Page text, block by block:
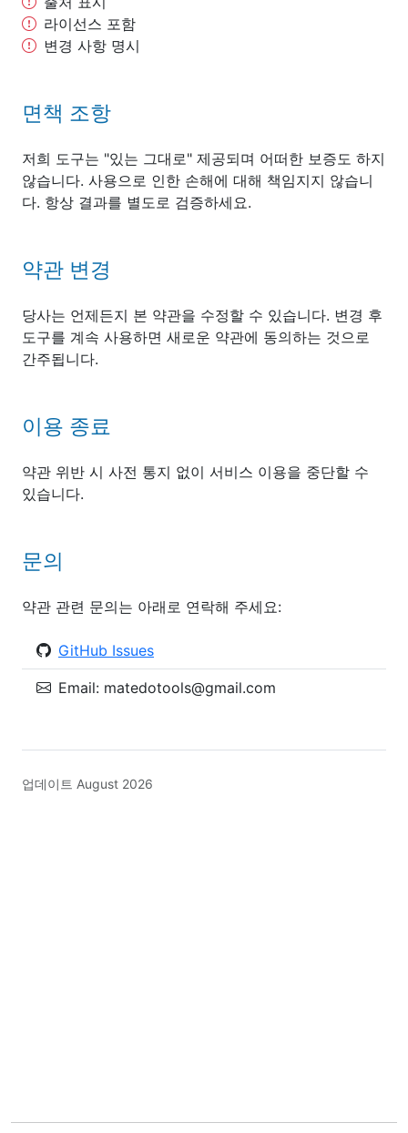
라이선스 포함
변경 사항 명시
면책 조항
저희 도구는 "있는 그대로" 제공되며 어떠한 보증도 하지
않습니다. 사용으로 인한 손해에 대해 책임지지 않습니
다. 항상 결과를 별도로 검증하세요.
약관 변경
당사는 언제든지 본 약관을 수정할 수 있습니다. 변경 후
도구를 계속 사용하면 새로운 약관에 동의하는 것으로
간주됩니다.
이용 종료
약관 위반 시 사전 통지 없이 서비스 이용을 중단할 수
있습니다.
문의
약관 관련 문의는 아래로 연락해 주세요:
GitHub Issues
Email: matedotools@gmail.com
업데이트 August 2026